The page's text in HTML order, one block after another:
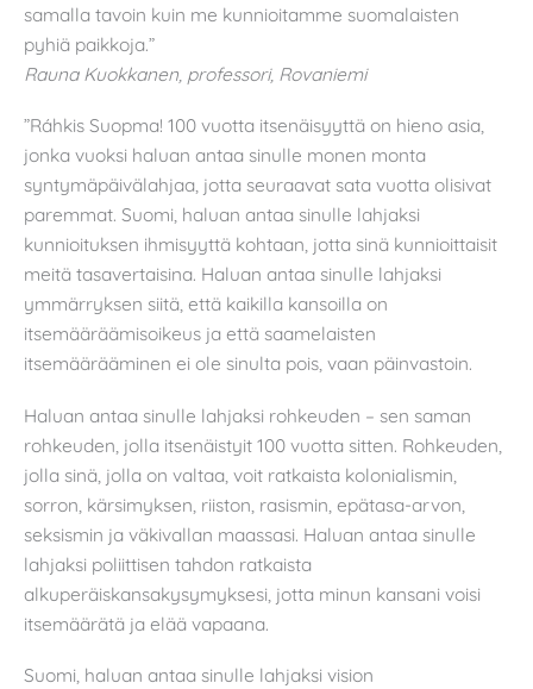
samalla tavoin kuin me kunnioitamme suomalaisten
pyhiä paikkoja.”
Rauna Kuokkanen, professori, Rovaniemi
”Ráhkis Suopma! 100 vuotta itsenäisyyttä on hieno asia,
jonka vuoksi haluan antaa sinulle monen monta
syntymäpäivälahjaa, jotta seuraavat sata vuotta olisivat
paremmat. Suomi, haluan antaa sinulle lahjaksi
kunnioituksen ihmisyyttä kohtaan, jotta sinä kunnioittaisit
meitä tasavertaisina. Haluan antaa sinulle lahjaksi
ymmärryksen siitä, että kaikilla kansoilla on
itsemääräämisoikeus ja että saamelaisten
itsemäärääminen ei ole sinulta pois, vaan päinvastoin.
Haluan antaa sinulle lahjaksi rohkeuden – sen saman
rohkeuden, jolla itsenäistyit 100 vuotta sitten. Rohkeuden,
jolla sinä, jolla on valtaa, voit ratkaista kolonialismin,
sorron, kärsimyksen, riiston, rasismin, epätasa-arvon,
seksismin ja väkivallan maassasi. Haluan antaa sinulle
lahjaksi poliittisen tahdon ratkaista
alkuperäiskansakysymyksesi, jotta minun kansani voisi
itsemäärätä ja elää vapaana.
Suomi, haluan antaa sinulle lahjaksi vision